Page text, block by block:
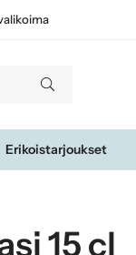
Erikoistarjoukset
15 cl